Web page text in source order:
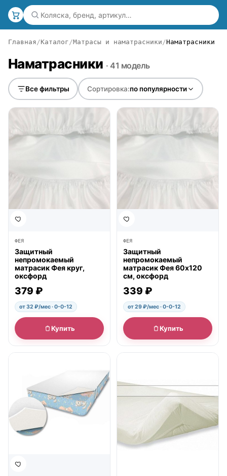
Главная Каталог Матрасы и наматрасники Наматрасники
Наматрасники · 41 модель
Все фильтры Сортировка:по популярности
ФЕЯ
Защитный
непромокаемый
матрасик Фея круг,
оксфорд
379 ₽
от 32 ₽/мес · 0-0-12
Купить
ФЕЯ
Защитный
непромокаемый
матрасик Фея 60х120
см, оксфорд
339 ₽
от 29 ₽/мес · 0-0-12
Купить